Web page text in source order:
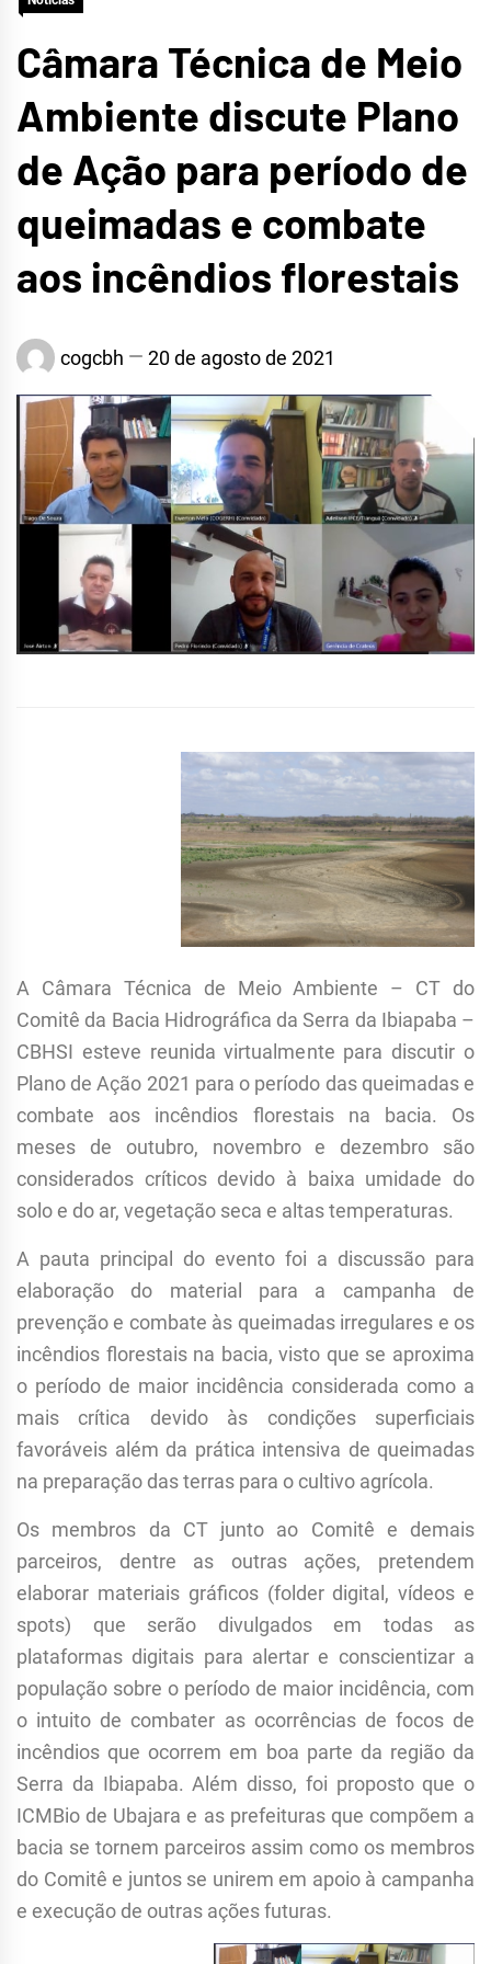
Câmara Técnica de Meio
Ambiente discute Plano
de Ação para período de
queimadas e combate
aos incêndios florestais
cogcbh 20 de agosto de 2021
A Câmara Técnica de Meio Ambiente – CT do
Comitê da Bacia Hidrográfica da Serra da Ibiapaba –
CBHSI esteve reunida virtualmente para discutir o
Plano de Ação 2021 para o período das queimadas e
combate aos incêndios florestais na bacia. Os
meses de outubro, novembro e dezembro são
considerados críticos devido à baixa umidade do
solo e do ar, vegetação seca e altas temperaturas.
A pauta principal do evento foi a discussão para
elaboração do material para a campanha de
prevenção e combate às queimadas irregulares e os
incêndios florestais na bacia, visto que se aproxima
o período de maior incidência considerada como a
mais crítica devido às condições superficiais
favoráveis além da prática intensiva de queimadas
na preparação das terras para o cultivo agrícola.
Os membros da CT junto ao Comitê e demais
parceiros, dentre as outras ações, pretendem
elaborar materiais gráficos (folder digital, vídeos e
spots) que serão divulgados em todas as
plataformas digitais para alertar e conscientizar a
população sobre o período de maior incidência, com
o intuito de combater as ocorrências de focos de
incêndios que ocorrem em boa parte da região da
Serra da Ibiapaba. Além disso, foi proposto que o
ICMBio de Ubajara e as prefeituras que compõem a
bacia se tornem parceiros assim como os membros
do Comitê e juntos se unirem em apoio à campanha
e execução de outras ações futuras.